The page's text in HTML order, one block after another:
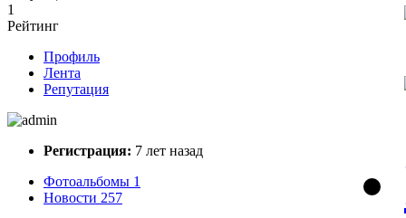
1
Рейтинг
Профиль
Лента
Репутация
Регистрация: 7 лет назад
Фотоальбомы 1
Новости 257